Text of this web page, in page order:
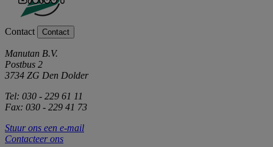
Contact Contact
Manutan B.V.
Postbus 2
3734 ZG Den Dolder
Tel: 030 - 229 61 11
Fax: 030 - 229 41 73
Stuur ons een e-mail
Contacteer ons